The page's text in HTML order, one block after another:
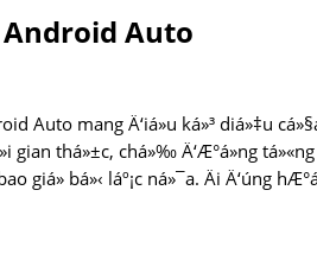
Android Auto
Auto mang Ä‘iá»u ká»³ diá»‡u
thá»±c, chá»‰ Ä‘Æ°á»ng tá»«ng
giá» bá»‹ láº¡c ná»¯a. Äi Ä‘úng